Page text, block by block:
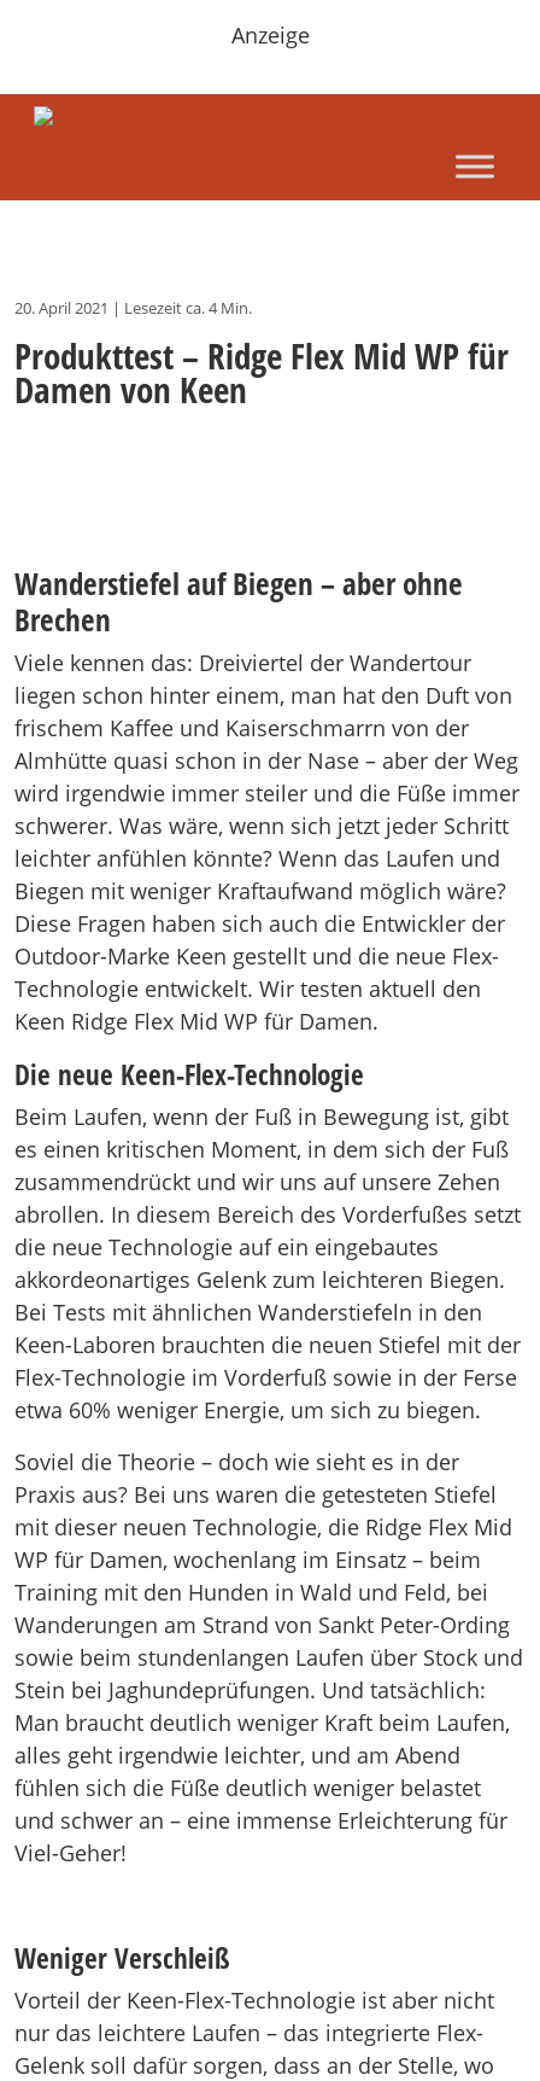
Anzeige
20. April 2021 | Lesezeit ca. 4 Min.
Produkttest – Ridge Flex Mid WP für
Damen von Keen
Wanderstiefel auf Biegen – aber ohne
Brechen
Viele kennen das: Dreiviertel der Wandertour
liegen schon hinter einem, man hat den Duft von
frischem Kaffee und Kaiserschmarrn von der
Almhütte quasi schon in der Nase – aber der Weg
wird irgendwie immer steiler und die Füße immer
schwerer. Was wäre, wenn sich jetzt jeder Schritt
leichter anfühlen könnte? Wenn das Laufen und
Biegen mit weniger Kraftaufwand möglich wäre?
Diese Fragen haben sich auch die Entwickler der
Outdoor-Marke Keen gestellt und die neue Flex-
Technologie entwickelt. Wir testen aktuell den
Keen Ridge Flex Mid WP für Damen.
Die neue Keen-Flex-Technologie
Beim Laufen, wenn der Fuß in Bewegung ist, gibt
es einen kritischen Moment, in dem sich der Fuß
zusammendrückt und wir uns auf unsere Zehen
abrollen. In diesem Bereich des Vorderfußes setzt
die neue Technologie auf ein eingebautes
akkordeonartiges Gelenk zum leichteren Biegen.
Bei Tests mit ähnlichen Wanderstiefeln in den
Keen-Laboren brauchten die neuen Stiefel mit der
Flex-Technologie im Vorderfuß sowie in der Ferse
etwa 60% weniger Energie, um sich zu biegen.
Soviel die Theorie – doch wie sieht es in der
Praxis aus? Bei uns waren die getesteten Stiefel
mit dieser neuen Technologie, die Ridge Flex Mid
WP für Damen, wochenlang im Einsatz – beim
Training mit den Hunden in Wald und Feld, bei
Wanderungen am Strand von Sankt Peter-Ording
sowie beim stundenlangen Laufen über Stock und
Stein bei Jaghundeprüfungen. Und tatsächlich:
Man braucht deutlich weniger Kraft beim Laufen,
alles geht irgendwie leichter, und am Abend
fühlen sich die Füße deutlich weniger belastet
und schwer an – eine immense Erleichterung für
Viel-Geher!
Weniger Verschleiß
Vorteil der Keen-Flex-Technologie ist aber nicht
nur das leichtere Laufen – das integrierte Flex-
Gelenk soll dafür sorgen, dass an der Stelle, wo